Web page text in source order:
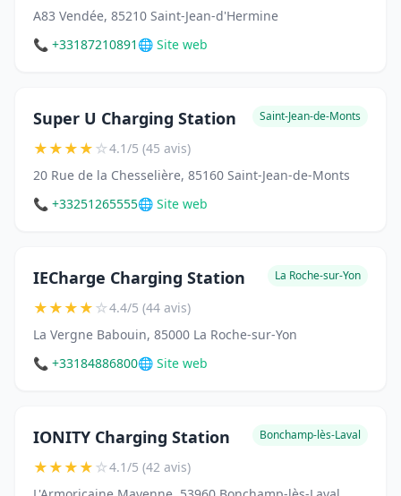
A83 Vendée, 85210 Saint-Jean-d'Hermine
📞 +33187210891 🌐 Site web
Super U Charging Station Saint-Jean-de-Monts
★★★★☆4.1/5 (45 avis)
20 Rue de la Chesselière, 85160 Saint-Jean-de-Monts
📞 +33251265555🌐 Site web
IECharge Charging Station La Roche-sur-Yon
★★★★☆4.4/5 (44 avis)
La Vergne Babouin, 85000 La Roche-sur-Yon
📞 +33184886800🌐 Site web
IONITY Charging Station Bonchamp-lès-Laval
★★★★☆4.1/5 (42 avis)